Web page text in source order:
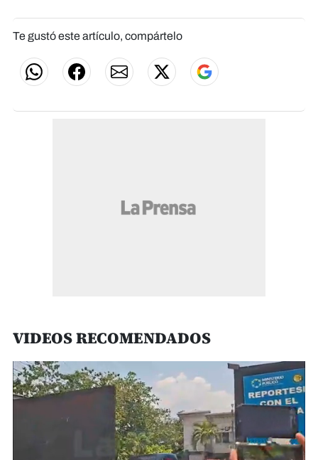
Te gustó este artículo, compártelo
VIDEOS RECOMENDADOS